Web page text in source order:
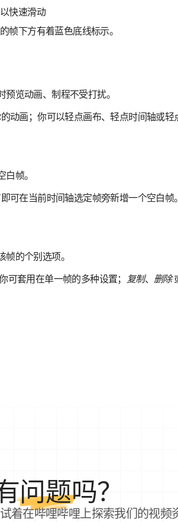
快速滑动
帧下方有着蓝色底线标示。
预览动画、制程不受打扰。
动画；你可以轻点画布、轻点时间轴或
帧。
可在当前时间轴选定帧旁新增一个空白帧
的个别选项。
可套用在单一帧的多种设置； 复制、 删除
问题吗？
着在哔哩哔哩上探索我们的视频